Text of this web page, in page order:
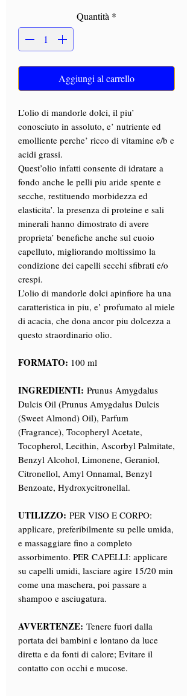
Quantità *
Aggiungi al carrello
L’olio di mandorle dolci, il piu’
conosciuto in assoluto, e’ nutriente ed
emolliente perche’ ricco di vitamine e/b e
acidi grassi.
Quest’olio infatti consente di idratare a
fondo anche le pelli piu aride spente e
secche, restituendo morbidezza ed
elasticita’. la presenza di proteine e sali
minerali hanno dimostrato di avere
proprieta’ benefiche anche sul cuoio
capelluto, migliorando moltissimo la
condizione dei capelli secchi sfibrati e/o
crespi.
L’olio di mandorle dolci apinfiore ha una
caratteristica in piu, e’ profumato al miele
di acacia, che dona ancor piu dolcezza a
questo straordinario olio.
FORMATO: 100 ml
INGREDIENTI: Prunus Amygdalus
Dulcis Oil (Prunus Amygdalus Dulcis
(Sweet Almond) Oil), Parfum
(Fragrance), Tocopheryl Acetate,
Tocopherol, Lecithin, Ascorbyl Palmitate,
Benzyl Alcohol, Limonene, Geraniol,
Citronellol, Amyl Onnamal, Benzyl
Benzoate, Hydroxycitronellal.
UTILIZZO: PER VISO E CORPO:
applicare, preferibilmente su pelle umida,
e massaggiare fino a completo
assorbimento. PER CAPELLI: applicare
su capelli umidi, lasciare agire 15/20 min
come una maschera, poi passare a
shampoo e asciugatura.
AVVERTENZE: Tenere fuori dalla
portata dei bambini e lontano da luce
diretta e da fonti di calore; Evitare il
contatto con occhi e mucose.